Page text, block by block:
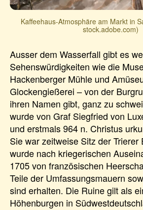
Kaffeehaus-Atmosphäre am Markt in
stock.adobe.com)
Ausser dem Wasserfall gibt es
Sehenswürdigkeiten wie die
Hackenberger Mühle und
Glockengießerei – von der
ihren Namen gibt, ganz zu
wurde von Graf Siegfried von
und erstmals 964 n. Christus
Sie war zeitweise Sitz der Trierer
wurde nach kriegerischen
1705 von französischen
Teile der Umfassungsmauern
sind erhalten. Die Ruine gilt als
Höhenburgen in